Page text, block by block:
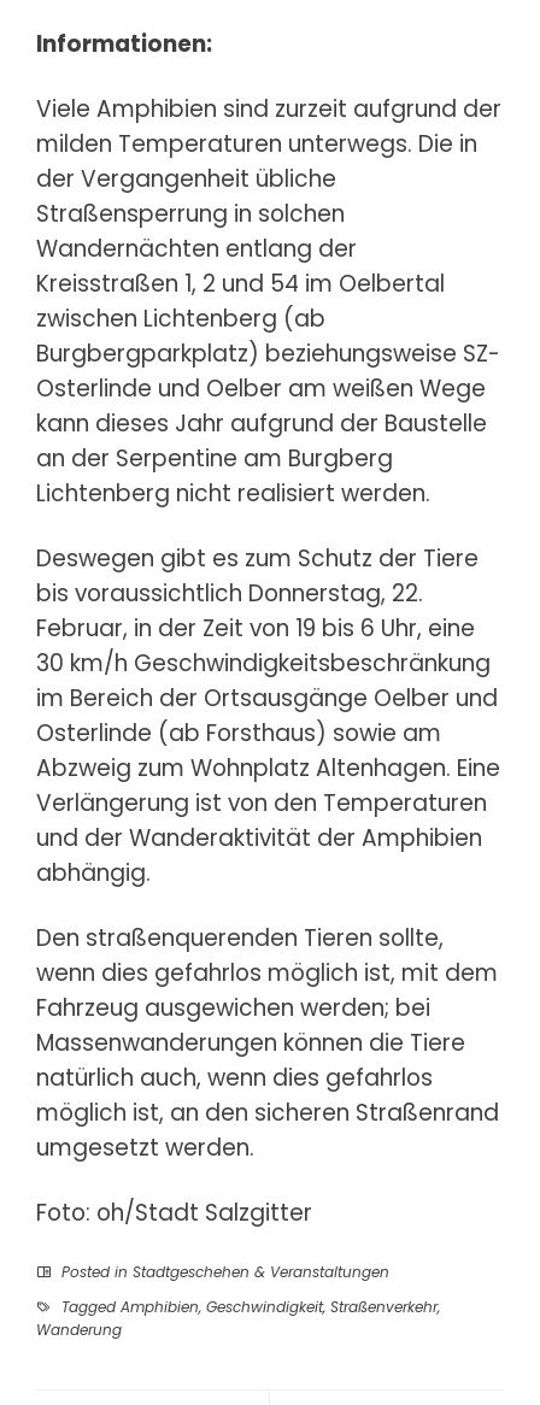
Informationen:
Viele Amphibien sind zurzeit aufgrund der
milden Temperaturen unterwegs. Die in
der Vergangenheit übliche
Straßensperrung in solchen
Wandernächten entlang der
Kreisstraßen 1, 2 und 54 im Oelbertal
zwischen Lichtenberg (ab
Burgbergparkplatz) beziehungsweise SZ-
Osterlinde und Oelber am weißen Wege
kann dieses Jahr aufgrund der Baustelle
an der Serpentine am Burgberg
Lichtenberg nicht realisiert werden.
Deswegen gibt es zum Schutz der Tiere
bis voraussichtlich Donnerstag, 22.
Februar, in der Zeit von 19 bis 6 Uhr, eine
30 km/h Geschwindigkeitsbeschränkung
im Bereich der Ortsausgänge Oelber und
Osterlinde (ab Forsthaus) sowie am
Abzweig zum Wohnplatz Altenhagen. Eine
Verlängerung ist von den Temperaturen
und der Wanderaktivität der Amphibien
abhängig.
Den straßenquerenden Tieren sollte,
wenn dies gefahrlos möglich ist, mit dem
Fahrzeug ausgewichen werden; bei
Massenwanderungen können die Tiere
natürlich auch, wenn dies gefahrlos
möglich ist, an den sicheren Straßenrand
umgesetzt werden.
Foto: oh/Stadt Salzgitter
Posted in Stadtgeschehen & Veranstaltungen
Tagged Amphibien, Geschwindigkeit, Straßenverkehr,
Wanderung